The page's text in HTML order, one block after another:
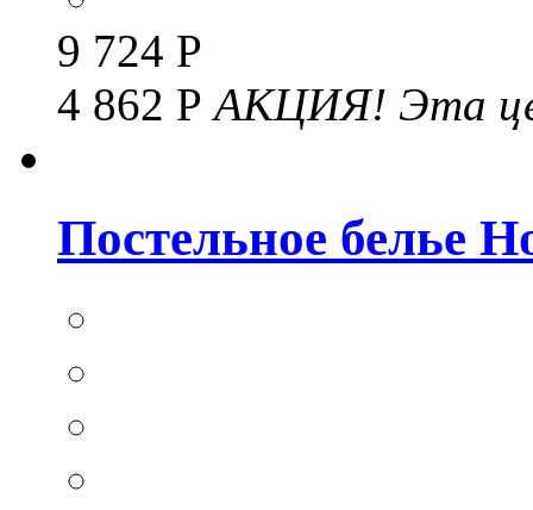
9 724 Р
4 862 РАКЦИЯ! Эта
Постельное белье